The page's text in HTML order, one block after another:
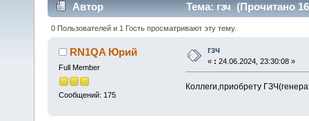
Автор Тема: гзч (Прочитано
0 Пользователей и 1 Гость просматривают эту тему.
RN1QA Юрий
Full Member
Сообщений: 175
гзч
« : 24.06.2024, 23:30:08 »
Коллеги,приобрету